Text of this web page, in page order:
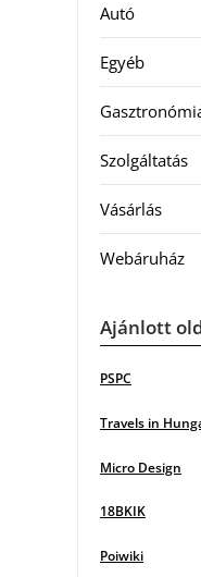
Autó
Egyéb
Szolgáltatás
Vásárlás
Webáruház
Ajánlott
PSPC
Travels in
Micro Design
18BKIK
Poiwiki